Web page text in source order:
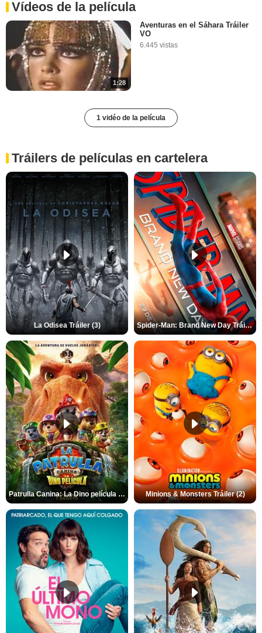
Vídeos de la película
1:28
Aventuras en el Sáhara Tráiler
VO
6.445 vistas
1 vidéo de la película
Tráilers de películas en cartelera
La Odisea Tráiler (3) Spider-Man: Brand New Day Tráiler (3)
Patrulla Canina: La Dino película Tráiler VO Minions & Monsters Tráiler (2)